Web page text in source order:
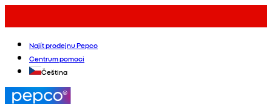
Najít prodejnu Pepco
Centrum pomoci
Čeština